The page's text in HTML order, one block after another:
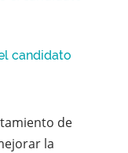
candidato
de
la